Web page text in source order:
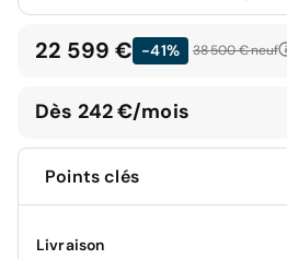
22 599 € -41% 38 500 €neuf
Dès 242 €/mois
Points clés
Livraison